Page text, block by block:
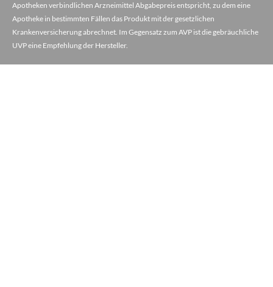
Apotheken verbindlichen Arzneimittel Abgabepreis entspricht, zu dem eine
Apotheke in bestimmten Fällen das Produkt mit der gesetzlichen
Krankenversicherung abrechnet. Im Gegensatz zum AVP ist die gebräuchliche
UVP eine Empfehlung der Hersteller.